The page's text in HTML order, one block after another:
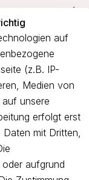
auf
(z.B. IP-
Medien von
unsere
erfolgt erst
mit Dritten,
aufgrund
Bestellung und